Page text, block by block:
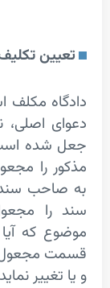
تکلیف سند
مکلف است
اصلی، نسبت به
است، تعیین
را مجعول
سند صادر
مجعول
که آیا تمام
در روی
نماید،